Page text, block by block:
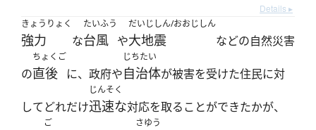
Details ▸
きょうりょく
強力 な
たいふう
台風 や
だいじしん/おおじしん
大地震 などの自然災害
の
ちょくご
直後 に、政府や
じちたい
自治体が被害を受けた住民に対
してどれだけ
じんそく
迅速な対応を取ることができたかが、
ご さゆう